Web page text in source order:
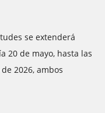
se extenderá
20 de mayo, hasta las
2026, ambos